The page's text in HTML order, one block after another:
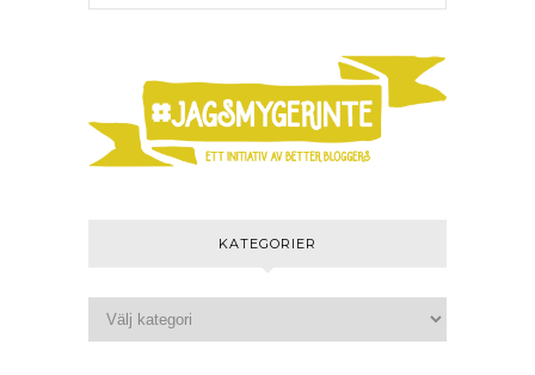
KATEGORIER